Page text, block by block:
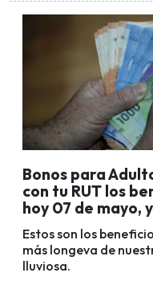
Bonos para
con tu RUT los
hoy 07 de mayo,
Estos son los
más longeva de
lluviosa.